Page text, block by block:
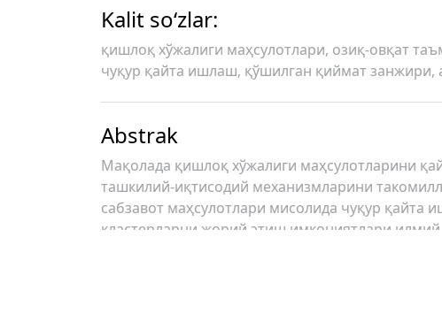
Kalit so‘zlar:
қишлоқ хўжалиги маҳсулотлари, озиқ-овқат
чуқур қайта ишлаш, қўшилган қиймат занжири,
Abstrak
Мақолада қишлоқ хўжалиги маҳсулотларини
ташкилий-иқтисодий механизмларини
сабзавот маҳсулотлари мисолида чуқур
кластерларни жорий этиш имкониятлари